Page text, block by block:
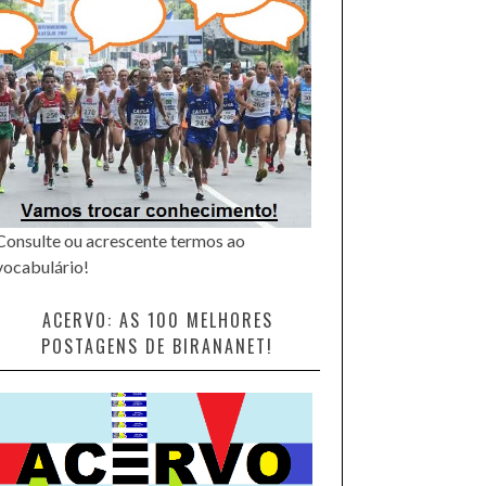
ou acrescente termos ao
ACERVO: AS 100 MELHORES
POSTAGENS DE BIRANANET!